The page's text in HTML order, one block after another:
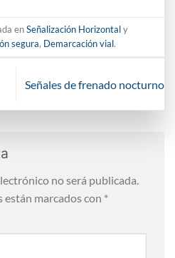
enSeñalización Horizontaly
segura, Demarcación vial.
Señales de frenado nocturno
no será publicada.
marcados con *